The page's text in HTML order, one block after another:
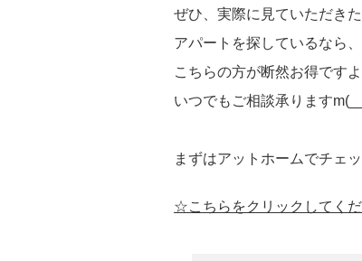
ぜひ、実際に見ていただきた
アパートを探しているなら、
こちらの方が断然お得です
いつでもご相談承ります
まずはアットホームでチェ
☆こちらをクリックしてく